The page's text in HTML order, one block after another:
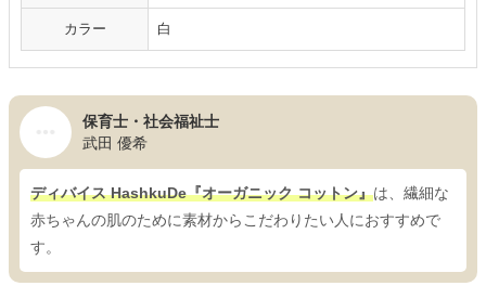
カラー 白
保育士・社会福祉士
武田 優希
ディバイス HashkuDe『オーガニック コットン』は、繊細な
赤ちゃんの肌のために素材からこだわりたい人におすすめで
す。